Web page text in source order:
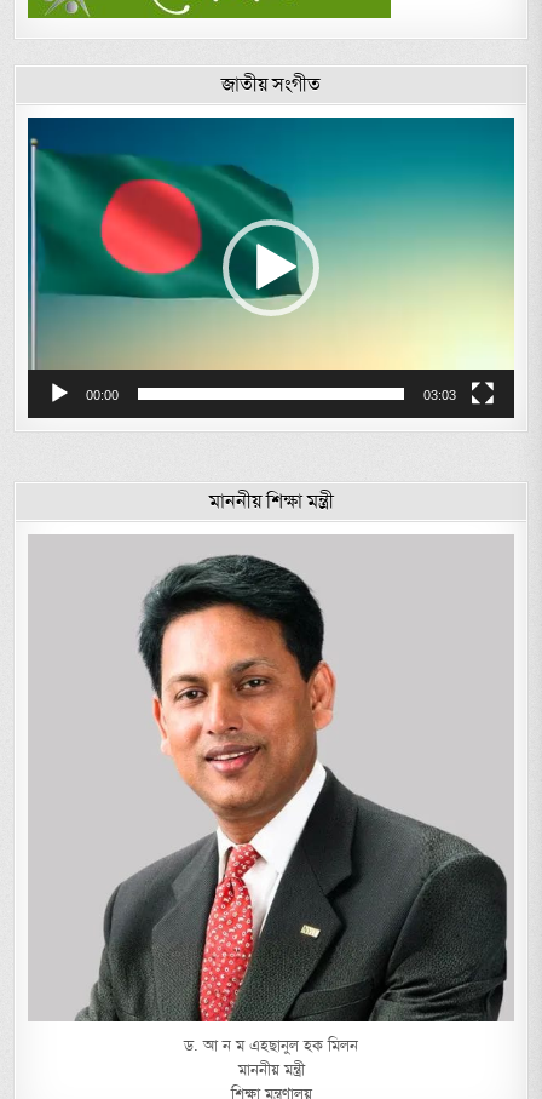
জাতীয় সংগীত
Player
00:00 03:03
মাননীয় শিক্ষা মন্ত্রী
ড. আ ন ম এহছানুল হক মিলন
মাননীয় মন্ত্রী
শিক্ষা মন্ত্রণালয়